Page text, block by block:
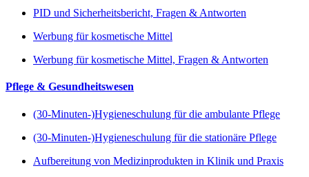
PID und Sicherheitsbericht, Fragen & Antworten
Werbung für kosmetische Mittel
Werbung für kosmetische Mittel, Fragen & Antworten
Pflege & Gesundheitswesen
(30-Minuten-)Hygieneschulung für die ambulante Pflege
(30-Minuten-)Hygieneschulung für die stationäre Pflege
Aufbereitung von Medizinprodukten in Klinik und Praxis